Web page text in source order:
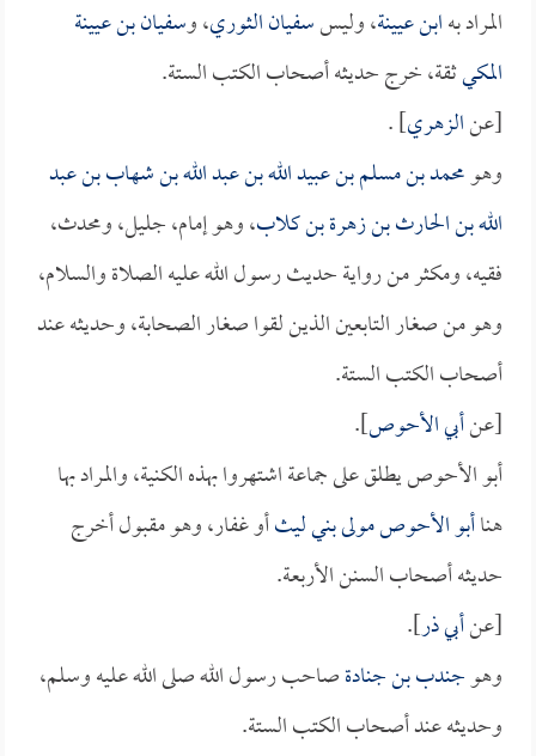
المراد بهابن عيينة، وليسسفيان الثوري، وسفيان بن عيينة
المكيثقة، خرج حديثه أصحاب الكتب الستة.
[عنالزهري] .
وهومحمد بن مسلم بن عبيد الله بن عبد الله بن شهاب بن عبد
الله بن الحارث بن زهرة بن كلاب، وهو إمام، جليل، ومحدث،
فقيه، ومكثر من رواية حديث رسول الله عليه الصلاة والسلام،
وهو من صغار التابعين الذين لقوا صغار الصحابة، وحديثه عند
أصحاب الكتب الستة.
[عنأبي الأحوص].
أبو الأحوص يطلق على جماعة اشتهروا بهذه الكنية، والمراد بها
هناأبو الأحوص مولى بني ليثأو غفار، وهو مقبول أخرج
حديثه أصحاب السنن الأربعة.
[عنأبي ذر].
وهوجندب بن جنادةصاحب رسول الله صلى الله عليه وسلم،
وحديثه عند أصحاب الكتب الستة.